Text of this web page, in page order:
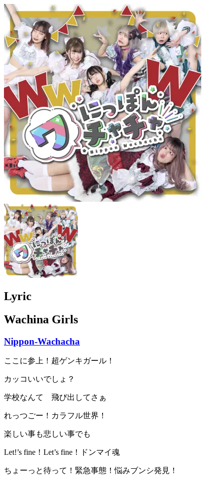
Lyric
Wachina Girls
Nippon-Wachacha
ここに参上！超ゲンキガール！
カッコいいでしょ？
学校なんて 飛び出してさぁ
れっつごー！カラフル世界！
楽しい事も悲しい事でも
Let!’s fine！Let’s fine！ドンマイ魂
ちょーっと待って！緊急事態！悩みブンシ発見！